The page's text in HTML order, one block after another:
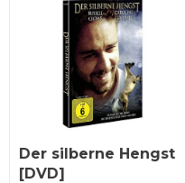
Der silberne Hengst
[DVD]